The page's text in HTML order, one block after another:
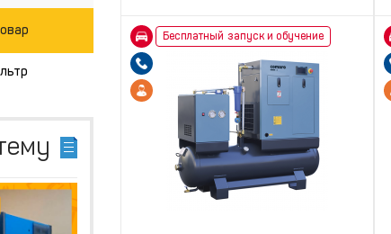
Бесплатный запуск и обучение